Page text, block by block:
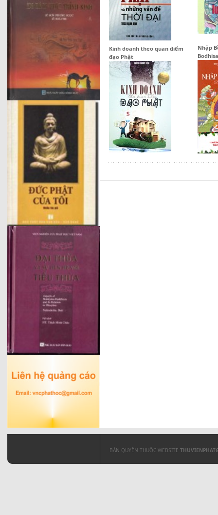
Kinh doanh theo quan điểm
đạo Phật
Nhập
BẢN QUYỀN THUỘC WEBSITE